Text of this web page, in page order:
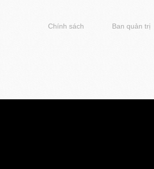
Chính sách Ban quản trị